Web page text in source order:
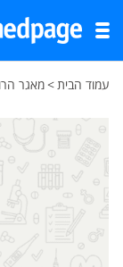
עמוד הבית>מאגר